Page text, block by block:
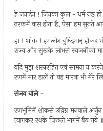
हे जनार्दन ! जिनका कुल - धर्म नष्ट
नरकमें वास होता है, ऐसा हम सुनते
हा ! शोक ! हमलोग बुध्दिमान् होकर
राज्य और सुखके लोभसे स्वजनोंको
यदि मुझ शस्त्ररहित एवं सामना न
रणमें मार डालें तो वह मारना भी
संजय बोले -
रणभूमिमें शोकसे उद्विग्न मनवाले
त्यागकर रथके पिछले भागमें बैठ गये